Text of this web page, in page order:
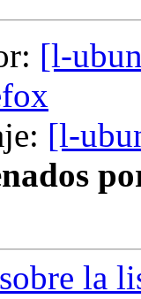
[l-
[l-
la